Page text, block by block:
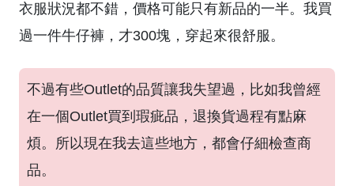
衣服狀況都不錯，價格可能只有新品的一半。我買
過一件牛仔褲，才300塊，穿起來很舒服。
不過有些Outlet的品質讓我失望過，比如我曾經
在一個Outlet買到瑕疵品，退換貨過程有點麻
煩。所以現在我去這些地方，都會仔細檢查商
品。